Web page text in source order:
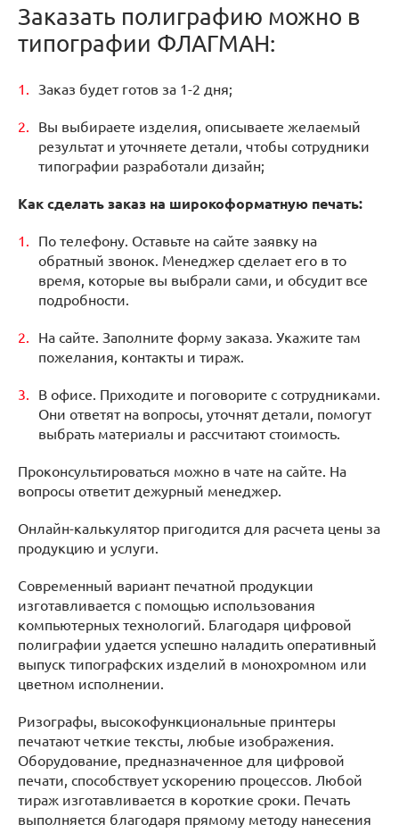
Заказать полиграфию можно в
типографии ФЛАГМАН:
Заказ будет готов за 1-2 дня;
Вы выбираете изделия, описываете желаемый
результат и уточняете детали, чтобы сотрудники
типографии разработали дизайн;
Как сделать заказ на широкоформатную печать:
По телефону. Оставьте на сайте заявку на
обратный звонок. Менеджер сделает его в то
время, которые вы выбрали сами, и обсудит все
подробности.
На сайте. Заполните форму заказа. Укажите там
пожелания, контакты и тираж.
В офисе. Приходите и поговорите с сотрудниками.
Они ответят на вопросы, уточнят детали, помогут
выбрать материалы и рассчитают стоимость.
Проконсультироваться можно в чате на сайте. На
вопросы ответит дежурный менеджер.
Онлайн-калькулятор пригодится для расчета цены за
продукцию и услуги.
Современный вариант печатной продукции
изготавливается с помощью использования
компьютерных технологий. Благодаря цифровой
полиграфии удается успешно наладить оперативный
выпуск типографских изделий в монохромном или
цветном исполнении.
Ризографы, высокофункциональные принтеры
печатают четкие тексты, любые изображения.
Оборудование, предназначенное для цифровой
печати, способствует ускорению процессов. Любой
тираж изготавливается в короткие сроки. Печать
выполняется благодаря прямому методу нанесения